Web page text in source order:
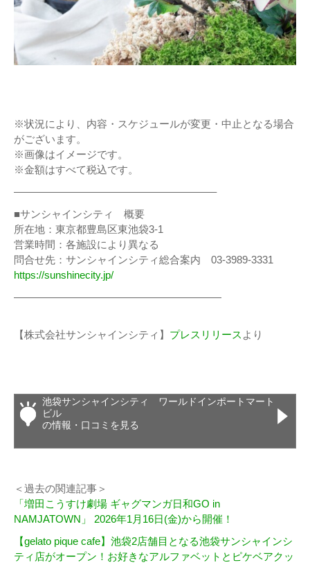
※状況により、内容・スケジュールが変更・中止となる場合
がございます。
※画像はイメージです。
※金額はすべて税込です。
———————————————————–
■サンシャインシティ 概要
所在地：東京都豊島区東池袋3-1
営業時間：各施設により異なる
問合せ先：サンシャインシティ総合案内 03-3989-3331
https://sunshinecity.jp/
​————————————————————
【株式会社サンシャインシティ】 プレスリリース より
池袋サンシャインシティ ワールドインポートマート
ビル
の情報・口コミを見る
＜過去の関連記事＞
「増田こうすけ劇場 ギャグマンガ日和GO in
NAMJATOWN」 2026年1月16日(金)から開催！
【gelato pique cafe】池袋2店舗目となる池袋サンシャインシ
ティ店がオープン！お好きなアルファベットとピケベアクッ